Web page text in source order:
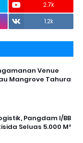
2.7k
1.2k
Venue
Mangrove Tahura
Pangdam I/BB
Seluas 5.000 M²